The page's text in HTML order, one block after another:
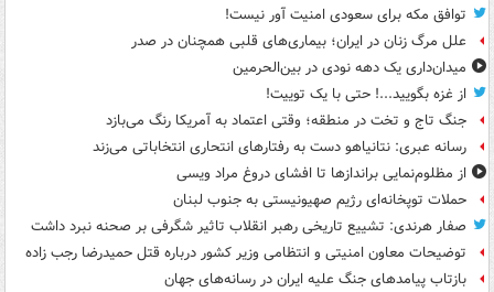
توافق مکه برای سعودی امنیت آور نیست!
علل مرگ زنان در ایران؛ بیماری‌های قلبی همچنان در صدر
میدان‌داری یک دهه نودی در بین‌الحرمین
از غزه بگویید...! حتی با یک توییت!
جنگ تاج و تخت در منطقه؛ وقتی اعتماد به آمریکا رنگ می‌بازد
رسانه عبری: نتانیاهو دست به رفتارهای انتحاری انتخاباتی می‌زند
از مظلوم‌نمایی براندازها تا افشای دروغ مراد ویسی
حملات توپخانه‌ای رژیم صهیونیستی به جنوب لبنان
صفار هرندی: تشییع تاریخی رهبر انقلاب تاثیر شگرفی بر صحنه نبرد داشت
توضیحات معاون امنیتی و انتظامی وزیر کشور درباره قتل حمیدرضا رجب زاده
بازتاب پیامدهای جنگ علیه ایران در رسانه‌های جهان